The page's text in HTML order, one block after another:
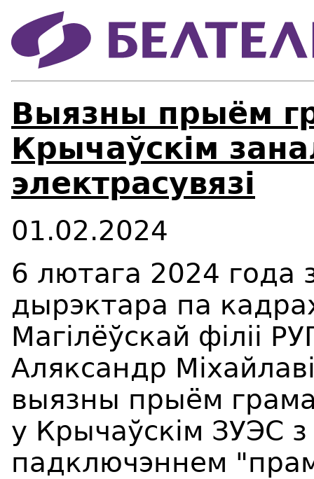
Выязны прыём
Крычаўскім
электрасувязі
01.02.2024
6 лютага 2024 года
дырэктара па
Магілёўскай філіі
Аляксандр
выязны прыём
у Крычаўскім ЗУЭС
падключэннем